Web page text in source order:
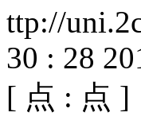
ttp://
30 : 28
[ 点 : 点 ]